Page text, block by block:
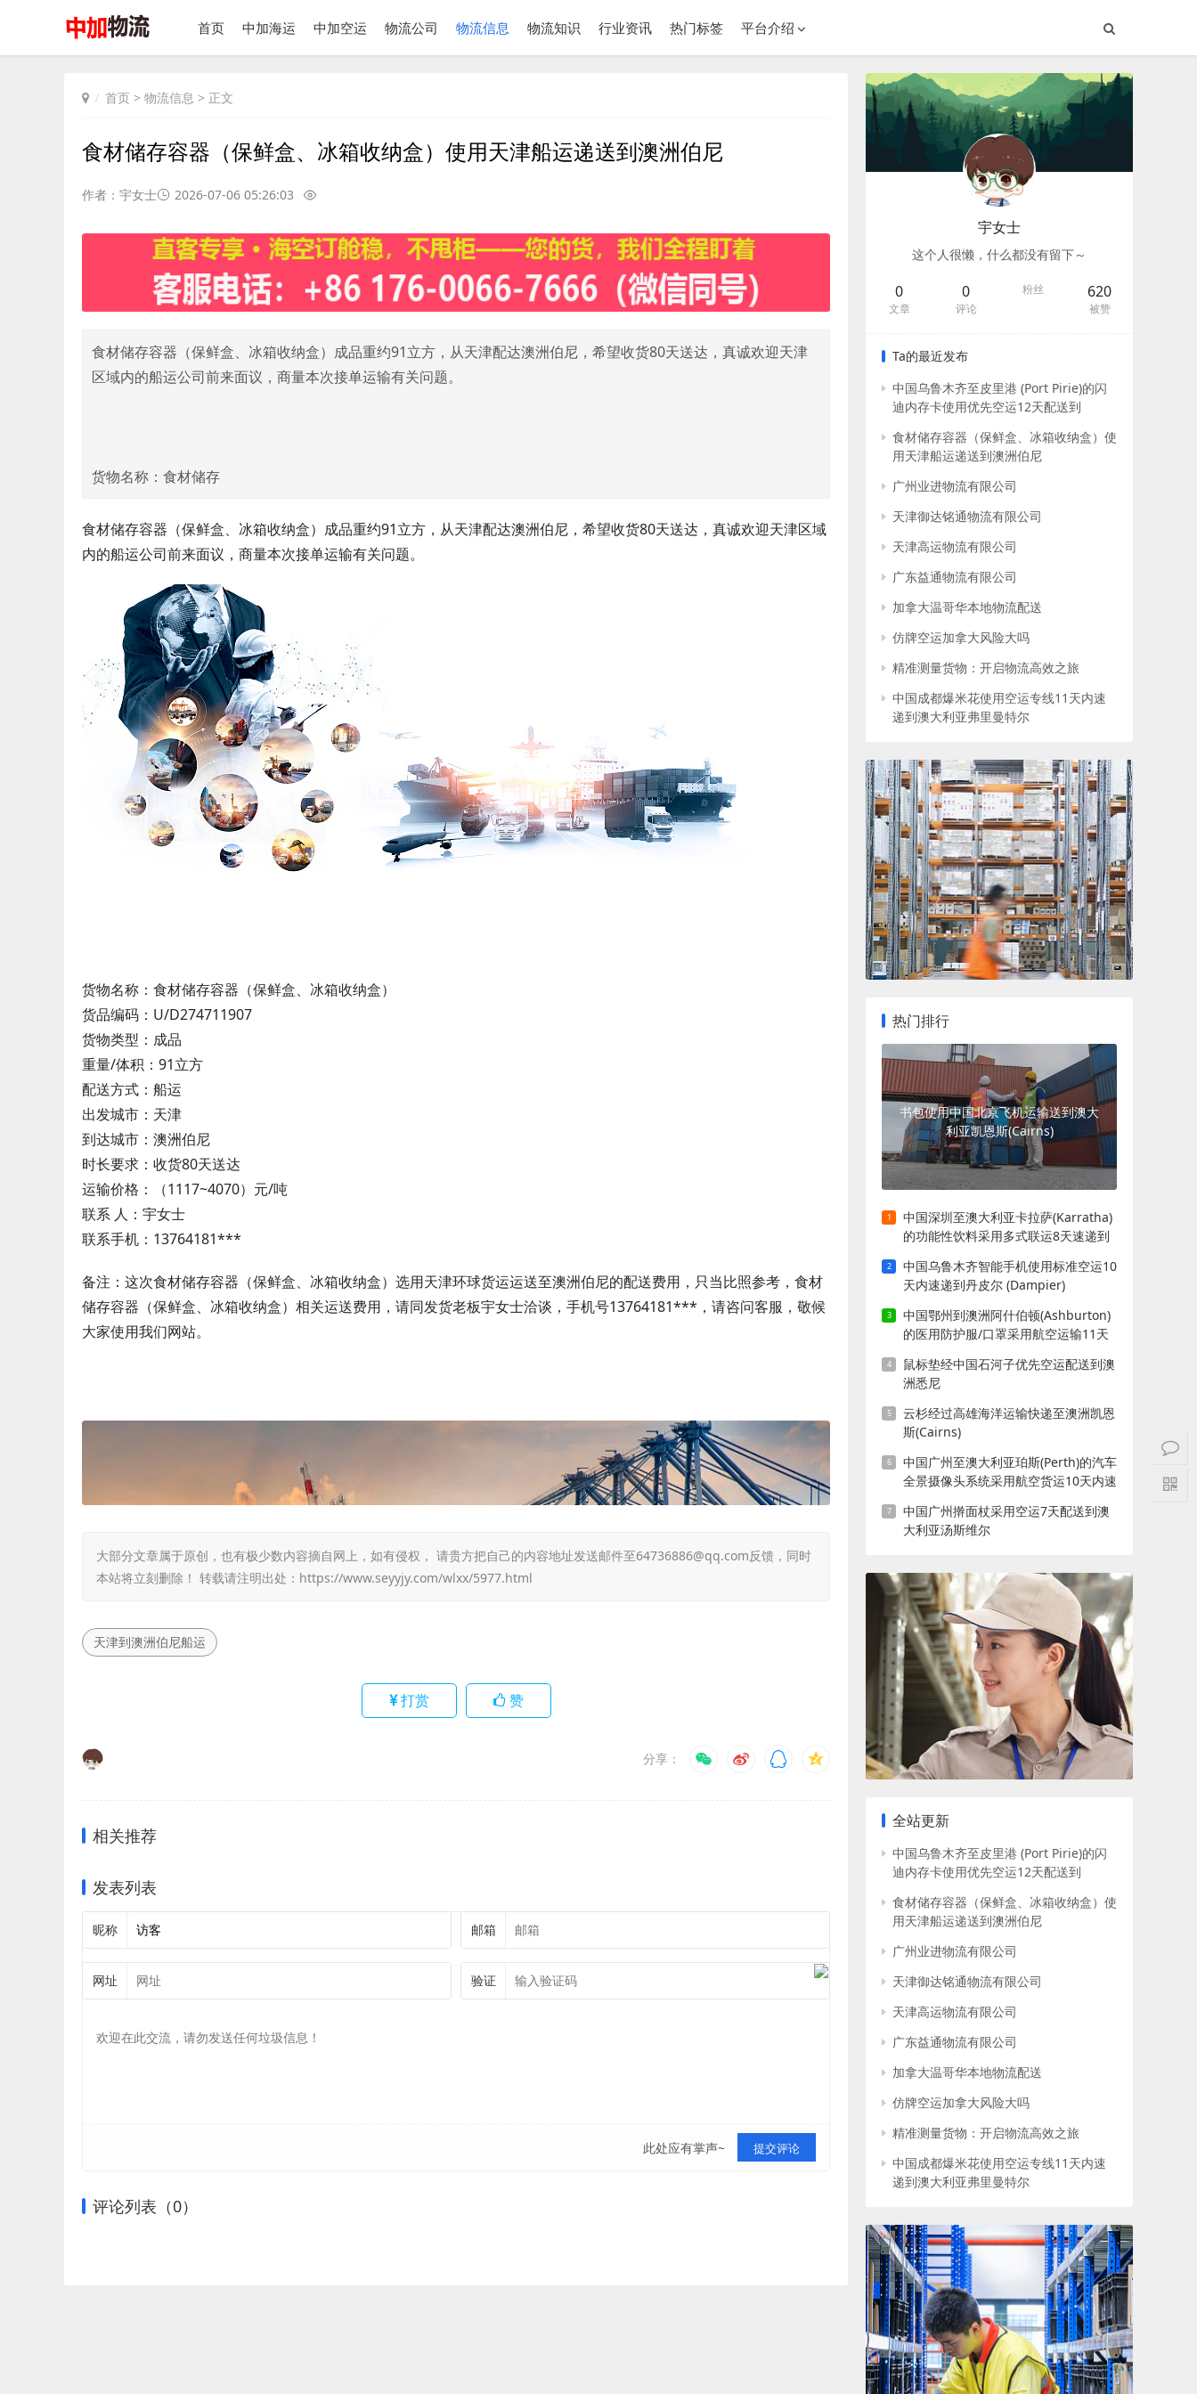
首页 中加海运 中加空运 物流公司 物流信息 物流知识 行业资讯 热门标签 平台介绍
首页 > 物流信息 > 正文
食材储存容器（保鲜盒、冰箱收纳盒）使用天津船运递送到澳洲伯尼
作者：宇女士 2026-07-06 05:26:03
食材储存容器（保鲜盒、冰箱收纳盒）成品重约91立方，从天津配达澳洲伯尼，希望收货80天送达，真诚欢迎天津
区域内的船运公司前来面议，商量本次接单运输有关问题。
货物名称：食材储存
食材储存容器（保鲜盒、冰箱收纳盒）成品重约91立方，从天津配达澳洲伯尼，希望收货80天送达，真诚欢迎天津区域
内的船运公司前来面议，商量本次接单运输有关问题。
货物名称：食材储存容器（保鲜盒、冰箱收纳盒）
货品编码：U/D274711907
货物类型：成品
重量/体积：91立方
配送方式：船运
出发城市：天津
到达城市：澳洲伯尼
时长要求：收货80天送达
运输价格：（1117~4070）元/吨
联系 人：宇女士
联系手机：13764181***
备注：这次食材储存容器（保鲜盒、冰箱收纳盒）选用天津环球货运运送至澳洲伯尼的配送费用，只当比照参考，食材
储存容器（保鲜盒、冰箱收纳盒）相关运送费用，请同发货老板宇女士洽谈，手机号13764181***，请咨问客服，敬候
大家使用我们网站。
大部分文章属于原创，也有极少数内容摘自网上，如有侵权， 请贵方把自己的内容地址发送邮件至64736886@qq.com反馈，同时
本站将立刻删除！ 转载请注明出处： https://www.seyyjy.com/wlxx/5977.html
天津到澳洲伯尼船运
打赏 赞
分享：
相关推荐
发表列表
昵称 邮箱
网址 验证
此处应有掌声~ 提交评论
评论列表（0）
宇女士
这个人很懒，什么都没有留下～
0
文章
0
评论
粉丝 620
被赞
Ta的最近发布
中国乌鲁木齐至皮里港 (Port Pirie)的闪
迪内存卡使用优先空运12天配送到
食材储存容器（保鲜盒、冰箱收纳盒）使
用天津船运递送到澳洲伯尼
广州业进物流有限公司
天津御达铭通物流有限公司
天津高运物流有限公司
广东益通物流有限公司
加拿大温哥华本地物流配送
仿牌空运加拿大风险大吗
精准测量货物：开启物流高效之旅
中国成都爆米花使用空运专线11天内速
递到澳大利亚弗里曼特尔
热门排行
书包使用中国北京飞机运输送到澳大
利亚凯恩斯(Cairns)
中国深圳至澳大利亚卡拉萨(Karratha)
的功能性饮料采用多式联运8天速递到
中国乌鲁木齐智能手机使用标准空运10
天内速递到丹皮尔 (Dampier)
中国鄂州到澳洲阿什伯顿(Ashburton)
的医用防护服/口罩采用航空运输11天
鼠标垫经中国石河子优先空运配送到澳
洲悉尼
云杉经过高雄海洋运输快递至澳洲凯恩
斯(Cairns)
中国广州至澳大利亚珀斯(Perth)的汽车
全景摄像头系统采用航空货运10天内速
中国广州擀面杖采用空运7天配送到澳
大利亚汤斯维尔
全站更新
中国乌鲁木齐至皮里港 (Port Pirie)的闪
迪内存卡使用优先空运12天配送到
食材储存容器（保鲜盒、冰箱收纳盒）使
用天津船运递送到澳洲伯尼
广州业进物流有限公司
天津御达铭通物流有限公司
天津高运物流有限公司
广东益通物流有限公司
加拿大温哥华本地物流配送
仿牌空运加拿大风险大吗
精准测量货物：开启物流高效之旅
中国成都爆米花使用空运专线11天内速
递到澳大利亚弗里曼特尔